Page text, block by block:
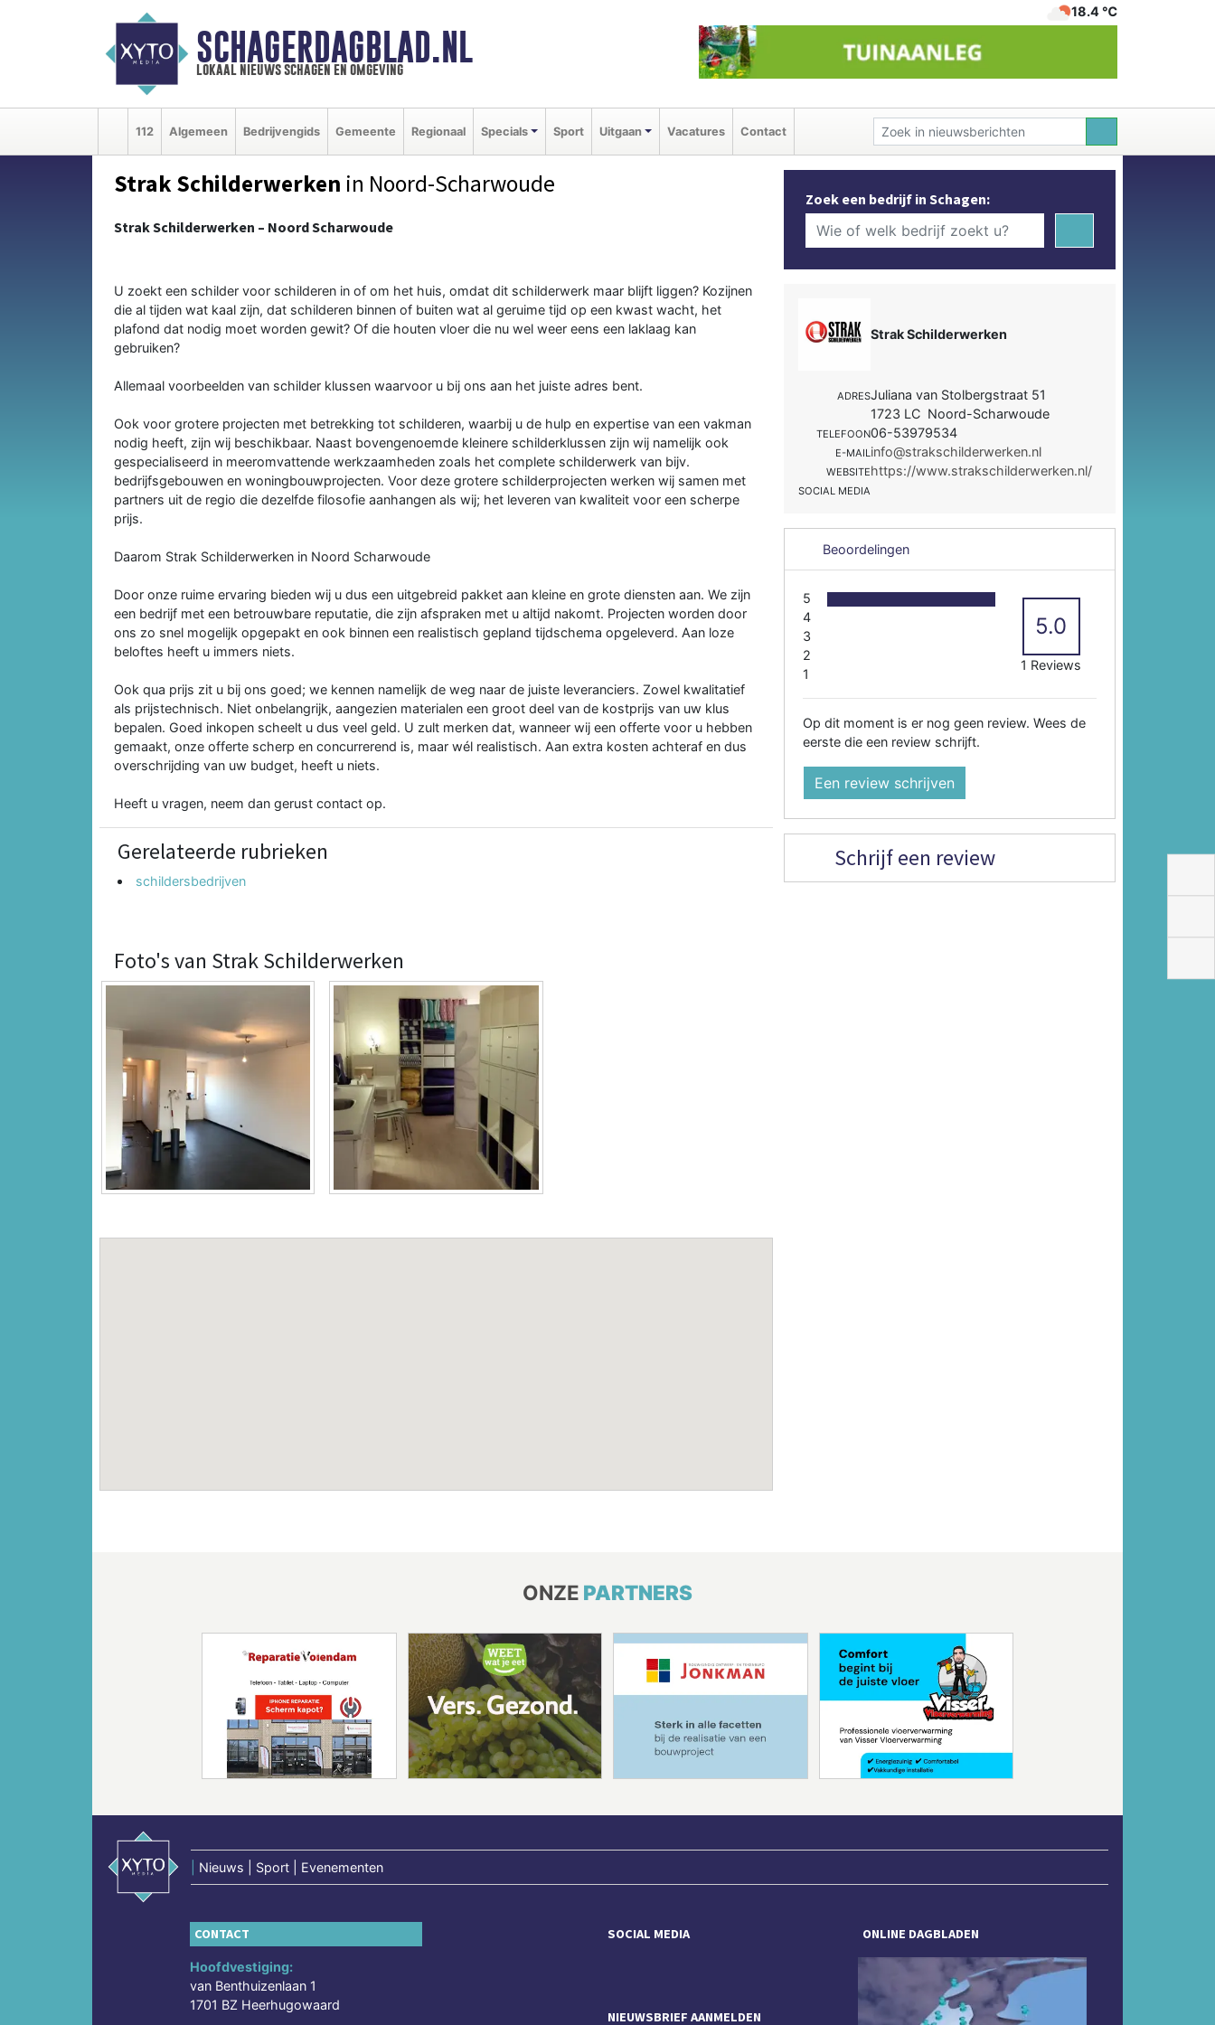
SCHAGERDAGBLAD.NL
lokaal nieuws schagen en omgeving
18.4 ℃
112 Algemeen Bedrijvengids Gemeente Regionaal Specials Sport Uitgaan Vacatures Contact
Strak Schilderwerken in Noord-Scharwoude
Strak Schilderwerken – Noord Scharwoude
U zoekt een schilder voor schilderen in of om het huis, omdat dit schilderwerk maar blijft liggen? Kozijnen
die al tijden wat kaal zijn, dat schilderen binnen of buiten wat al geruime tijd op een kwast wacht, het
plafond dat nodig moet worden gewit? Of die houten vloer die nu wel weer eens een laklaag kan
gebruiken?
Allemaal voorbeelden van schilder klussen waarvoor u bij ons aan het juiste adres bent.
Ook voor grotere projecten met betrekking tot schilderen, waarbij u de hulp en expertise van een vakman
nodig heeft, zijn wij beschikbaar. Naast bovengenoemde kleinere schilderklussen zijn wij namelijk ook
gespecialiseerd in meeromvattende werkzaamheden zoals het complete schilderwerk van bijv.
bedrijfsgebouwen en woningbouwprojecten. Voor deze grotere schilderprojecten werken wij samen met
partners uit de regio die dezelfde filosofie aanhangen als wij; het leveren van kwaliteit voor een scherpe
prijs.
Daarom Strak Schilderwerken in Noord Scharwoude
Door onze ruime ervaring bieden wij u dus een uitgebreid pakket aan kleine en grote diensten aan. We zijn
een bedrijf met een betrouwbare reputatie, die zijn afspraken met u altijd nakomt. Projecten worden door
ons zo snel mogelijk opgepakt en ook binnen een realistisch gepland tijdschema opgeleverd. Aan loze
beloftes heeft u immers niets.
Ook qua prijs zit u bij ons goed; we kennen namelijk de weg naar de juiste leveranciers. Zowel kwalitatief
als prijstechnisch. Niet onbelangrijk, aangezien materialen een groot deel van de kostprijs van uw klus
bepalen. Goed inkopen scheelt u dus veel geld. U zult merken dat, wanneer wij een offerte voor u hebben
gemaakt, onze offerte scherp en concurrerend is, maar wél realistisch. Aan extra kosten achteraf en dus
overschrijding van uw budget, heeft u niets.
Heeft u vragen, neem dan gerust contact op.
Gerelateerde rubrieken
schildersbedrijven
Foto's van Strak Schilderwerken
Zoek een bedrijf in Schagen:
Strak Schilderwerken
ADRESJuliana van Stolbergstraat 51
1723 LC Noord-Scharwoude
TELEFOON06-53979534
E-MAILinfo@strakschilderwerken.nl
WEBSITEhttps://www.strakschilderwerken.nl/
SOCIAL MEDIA
Beoordelingen
5
4
3
2
1
5.0
1 Reviews
Op dit moment is er nog geen review. Wees de
eerste die een review schrijft.
Een review schrijven
Schrijf een review
ONZE PARTNERS
Nieuws | Sport | Evenementen
CONTACT
Hoofdvestiging:
van Benthuizenlaan 1
1701 BZ Heerhugowaard
SOCIAL MEDIA
NIEUWSBRIEF AANMELDEN
ONLINE DAGBLADEN